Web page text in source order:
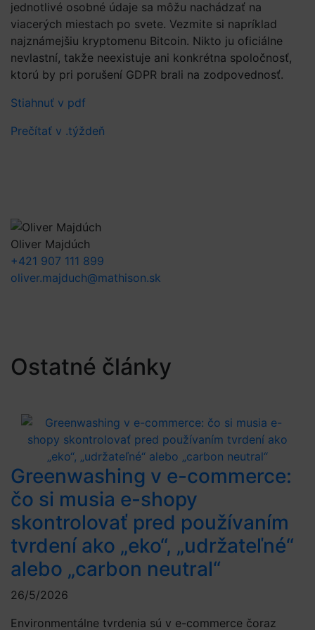
jednotlivé osobné údaje sa môžu nachádzať na
viacerých miestach po svete. Vezmite si napríklad
najznámejšiu kryptomenu Bitcoin. Nikto ju oficiálne
nevlastní, takže neexistuje ani konkrétna spoločnosť,
ktorú by pri porušení GDPR brali na zodpovednosť.
Stiahnuť v pdf
Prečítať v .týždeň
Oliver Majdúch
+421 907 111 899
oliver.majduch@mathison.sk
Ostatné články
Greenwashing v e-commerce:
čo si musia e-shopy
skontrolovať pred používaním
tvrdení ako „eko“, „udržateľné“
alebo „carbon neutral“
26/5/2026
Environmentálne tvrdenia sú v e-commerce čoraz